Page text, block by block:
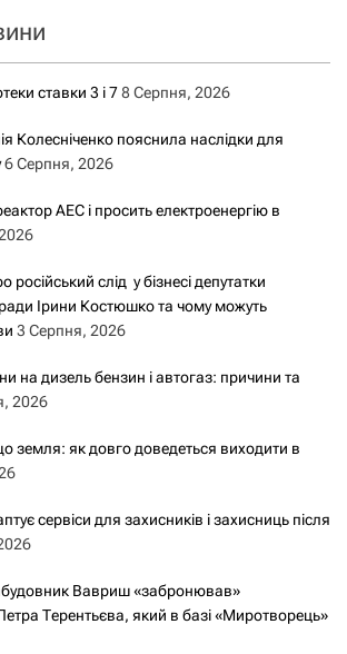
ставки 3 і 78 Серпня, 2026
Колесніченко пояснила наслідки для
6 Серпня, 2026
АЕС і просить електроенергію в
слід у бізнесі депутатки
Ірини Костюшко та чому можуть
3 Серпня, 2026
на дизель бензин і автогаз: причини та
2026
земля: як довго доведеться виходити в
сервіси для захисників і захисниць після
Вавриш «забронював»
Терентьєва, який в базі «Миротворець»